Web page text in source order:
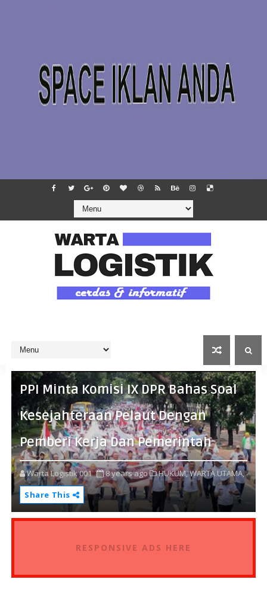
PPI Minta Komisi IX DPR Bahas Soal
Kesejahteraan Pelaut Dengan
Pemberi Kerja Dan Pemerintah
Warta Logistik 001 8 years ago HUKUM,WARTA UTAMA,
Share This
RESPONSIVE ADS HERE